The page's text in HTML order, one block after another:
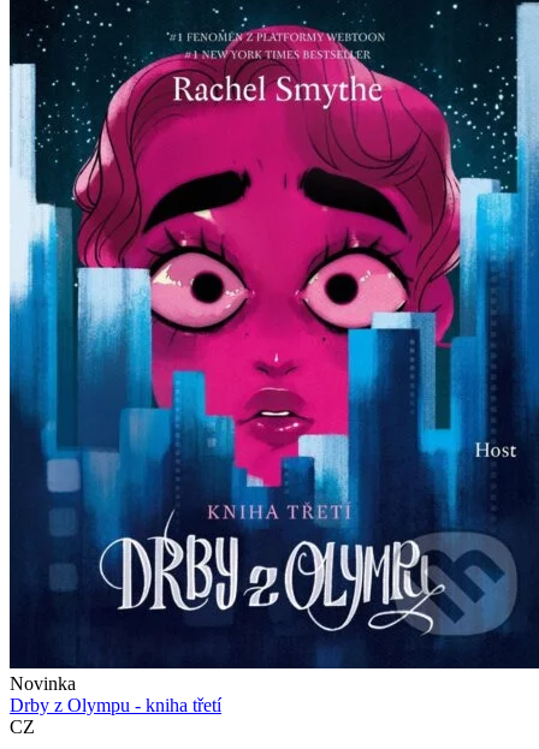
Novinka
Drby z Olympu - kniha třetí
CZ